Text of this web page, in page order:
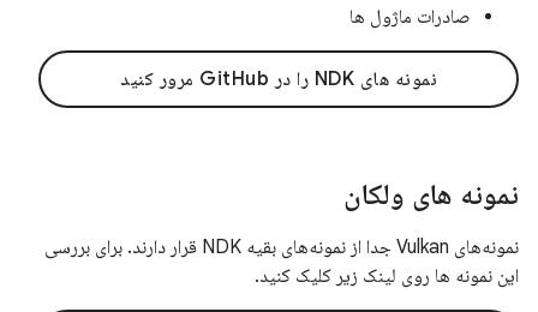
صادرات ماژول ها
نمونه های NDK را در GitHub مرور کنید
نمونه های ولکان
نمونه‌های Vulkan جدا از نمونه‌های بقیه NDK قرار دارند. برای بررسی
این نمونه ها روی لینک زیر کلیک کنید.